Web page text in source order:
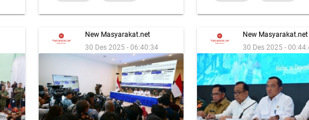
New Masyarakat.net
30 Des 2025 - 06:40:34
New Masyarakat.net
30 Des 2025 -